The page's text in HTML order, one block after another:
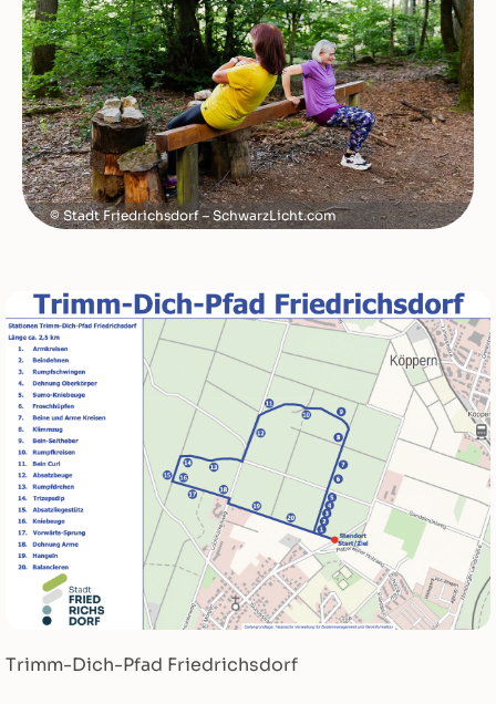
Stadt Friedrichsdorf – SchwarzLicht.com
Trimm-Dich-Pfad Friedrichsdorf